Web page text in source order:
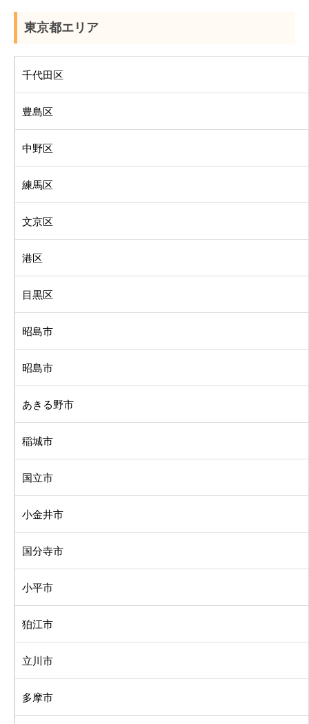
東京都エリア
千代田区
豊島区
中野区
練馬区
文京区
港区
目黒区
昭島市
昭島市
あきる野市
稲城市
国立市
小金井市
国分寺市
小平市
狛江市
立川市
多摩市